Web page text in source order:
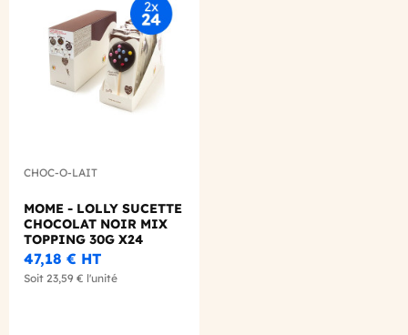
Add to wishlist
CHOC-O-LAIT
MOME - LOLLY SUCETTE
CHOCOLAT NOIR MIX
TOPPING 30G X24
47,18 € HT
Soit 23,59 € l'unité